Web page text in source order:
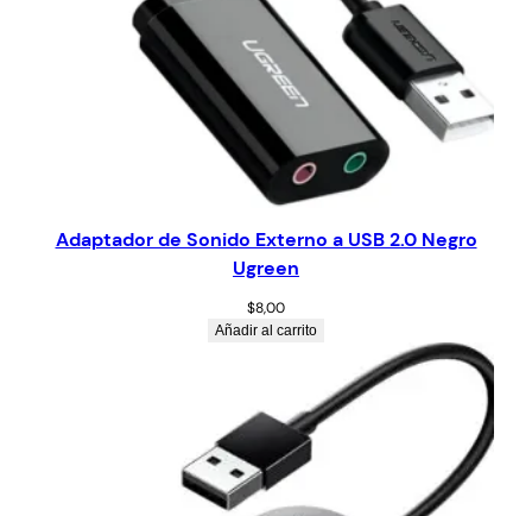
Adaptador de Sonido Externo a USB 2.0 Negro
Ugreen
$8,00
Añadir al carrito